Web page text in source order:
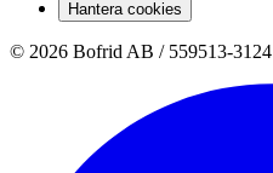
Hantera cookies
© 2026 Bofrid AB / 559513-3124